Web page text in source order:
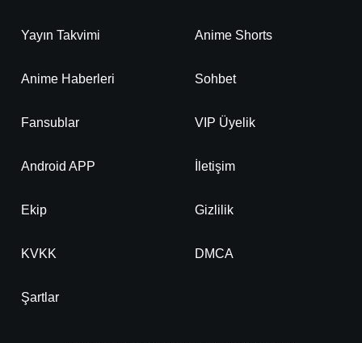
Yayın Takvimi Anime Shorts
Anime Haberleri Sohbet
Fansublar VIP Üyelik
Android APP İletişim
Ekip Gizlilik
KVKK DMCA
Şartlar